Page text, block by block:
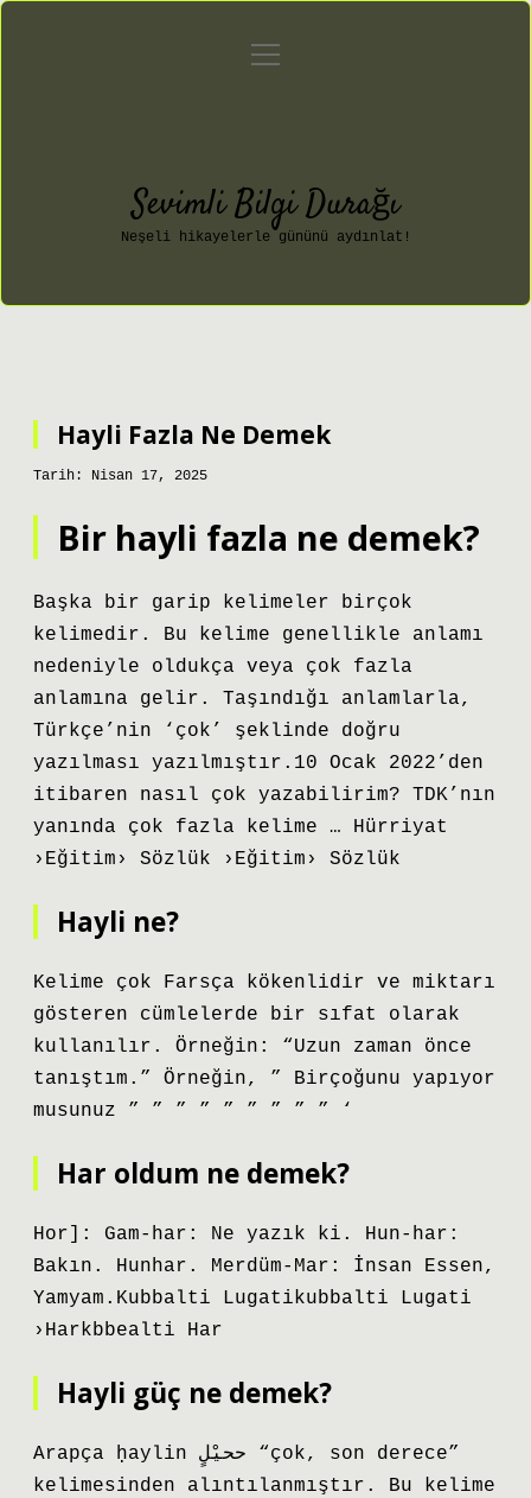
Gizlilik Politikası
menüyü
Sevimli Bilgi Durağı
Neşeli hikayelerle gününü aydınlat!
Hayli Fazla Ne Demek
Tarih: Nisan 17, 2025
Bir hayli fazla ne demek?
Başka bir garip kelimeler birçok
kelimedir. Bu kelime genellikle anlamı
nedeniyle oldukça veya çok fazla
anlamına gelir. Taşındığı anlamlarla,
Türkçe’nin ‘çok’ şeklinde doğru
yazılması yazılmıştır.10 Ocak 2022’den
itibaren nasıl çok yazabilirim? TDK’nın
yanında çok fazla kelime … Hürriyat
›Eğitim› Sözlük ›Eğitim› Sözlük
Hayli ne?
Kelime çok Farsça kökenlidir ve miktarı
gösteren cümlelerde bir sıfat olarak
kullanılır. Örneğin: “Uzun zaman önce
tanıştım.” Örneğin, ” Birçoğunu yapıyor
musunuz ” ” ” ” ” ” ” ” ” ‘
Har oldum ne demek?
Hor]: Gam-har: Ne yazık ki. Hun-har:
Bakın. Hunhar. Merdüm-Mar: İnsan Essen,
Yamyam.Kubbalti Lugatikubbalti Lugati
›Harkbbealti Har
Hayli güç ne demek?
Arapça ḥaylin ححيْلٍ “çok, son derece”
kelimesinden alıntılanmıştır. Bu kelime